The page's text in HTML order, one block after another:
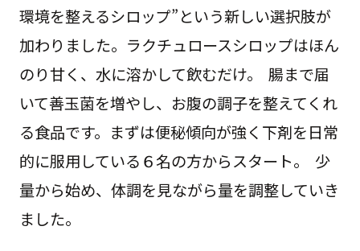
環境を整えるシロップ”という新しい選択肢が
加わりました。ラクチュロースシロップはほん
のり甘く、水に溶かして飲むだけ。 腸まで届
いて善玉菌を増やし、お腹の調子を整えてくれ
る食品です。まずは便秘傾向が強く下剤を日常
的に服用している６名の方からスタート。 少
量から始め、体調を見ながら量を調整していき
ました。